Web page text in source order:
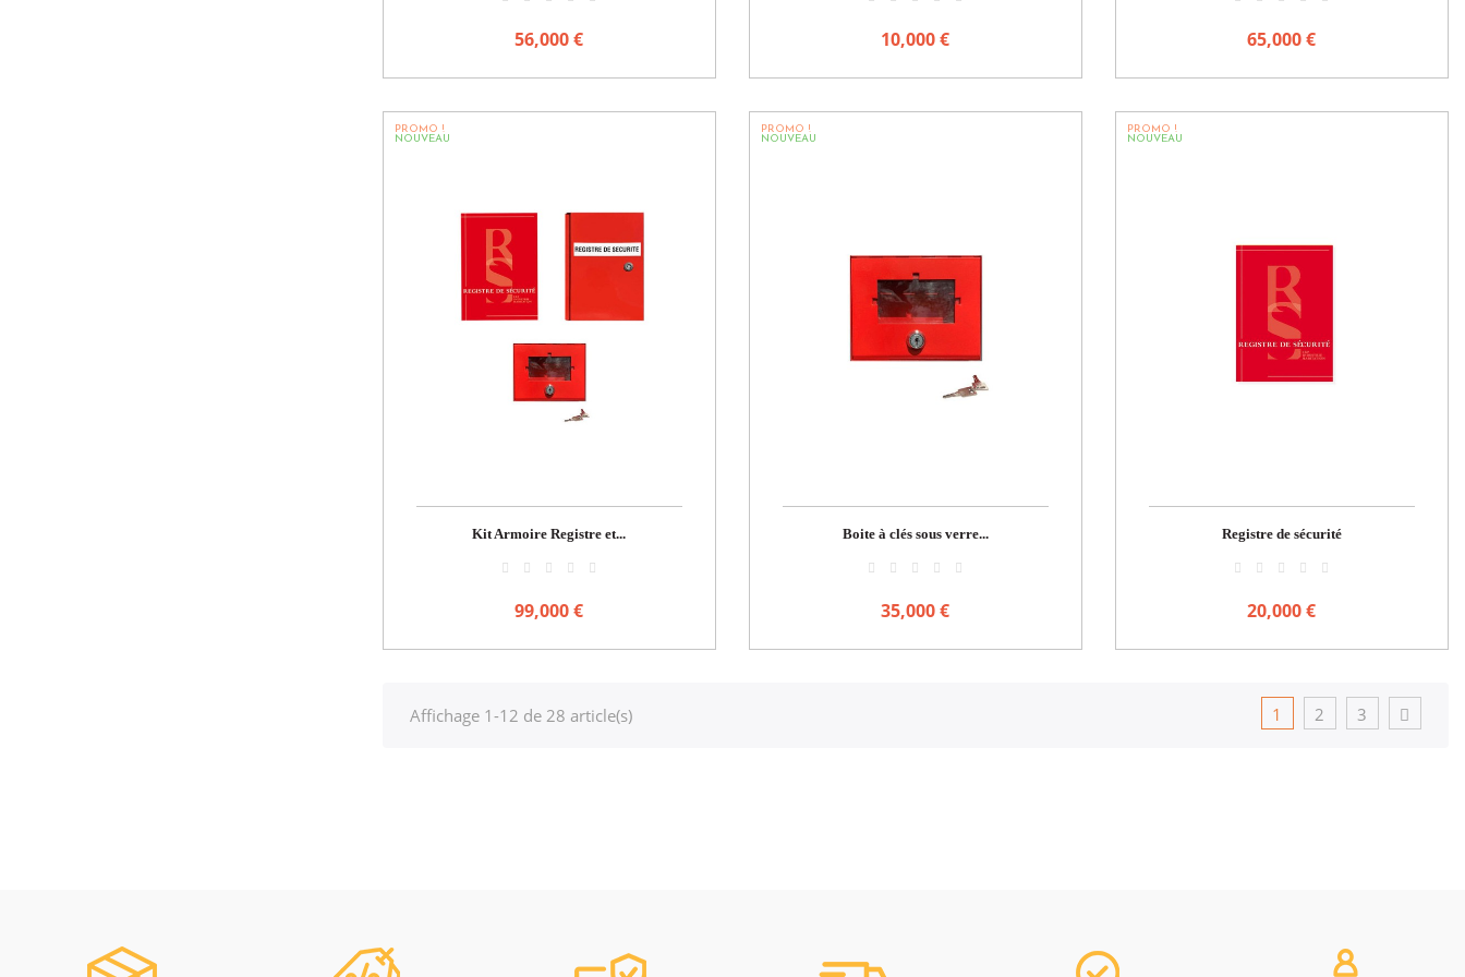
56,000 € 10,000 € 65,000 €
PROMO !
NOUVEAU
Kit Armoire Registre et...
99,000 €
PROMO !
NOUVEAU
Boite à clés sous verre...
35,000 €
PROMO !
NOUVEAU
Registre de sécurité
20,000 €
Affichage 1-12 de 28 article(s) 1 2 3